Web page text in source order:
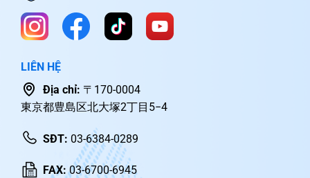
LIÊN HỆ
Địa chỉ: 〒170-0004
東京都豊島区北大塚2丁目5−4
SĐT: 03-6384-0289
FAX:03-6700-6945